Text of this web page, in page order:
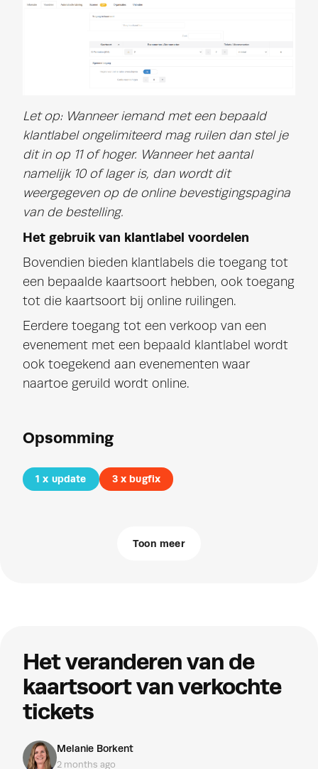
Let op: Wanneer iemand met een bepaald
klantlabel ongelimiteerd mag ruilen dan stel je
dit in op 11 of hoger. Wanneer het aantal
namelijk 10 of lager is, dan wordt dit
weergegeven op de online bevestigingspagina
van de bestelling.
Het gebruik van klantlabel voordelen
Bovendien bieden klantlabels die toegang tot
een bepaalde kaartsoort hebben, ook toegang
tot die kaartsoort bij online ruilingen.
Eerdere toegang tot een verkoop van een
evenement met een bepaald klantlabel wordt
ook toegekend aan evenementen waar
naartoe geruild wordt online.
Opsomming
1 x update 3 xbugfix
Toon meer
Het veranderen van de
kaartsoort van verkochte
tickets
Melanie Borkent
2 months ago